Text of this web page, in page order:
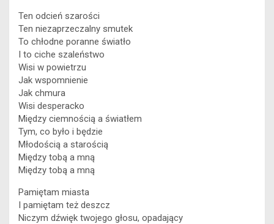
Ten odcień szarości
Ten niezaprzeczalny smutek
To chłodne poranne światło
I to ciche szaleństwo
Wisi w powietrzu
Jak wspomnienie
Jak chmura
Wisi desperacko
Między ciemnością a światłem
Tym, co było i będzie
Młodością a starością
Między tobą a mną
Między tobą a mną
Pamiętam miasta
I pamiętam też deszcz
Niczym dźwięk twojego głosu, opadający